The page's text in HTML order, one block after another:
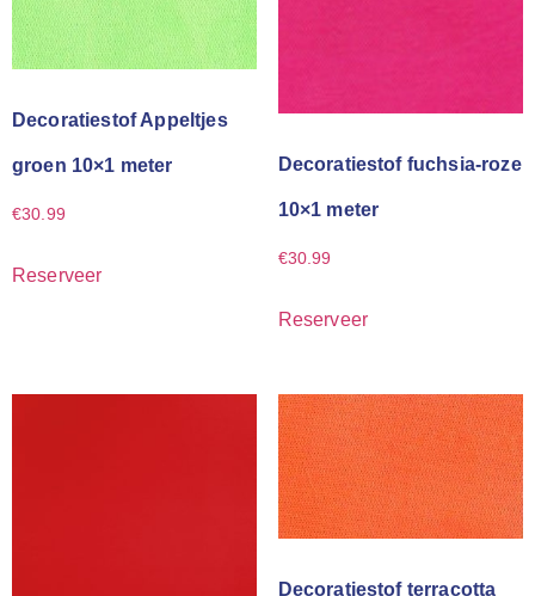
Decoratiestof Appeltjes
groen 10×1 meter
€30.99
Reserveer
Decoratiestof fuchsia-roze
10×1 meter
€30.99
Reserveer
Decoratiestof terracotta